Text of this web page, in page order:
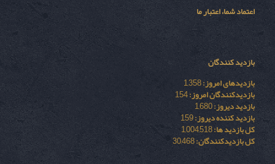
اعتماد شما، اعتبار ما
بازدید کنندگان
بازدیدهای امروز:1,358
بازدیدکنندگان امروز:154
بازدید دیروز:1,680
بازدید کننده دیروز:159
کل بازدید ها:1,004,518
کل بازدیدکنند‌گان:30,468